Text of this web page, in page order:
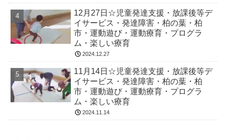
12月27日☆児童発達支援・放課後等デ
イサービス・発達障害・柏の葉・柏
市・運動遊び・運動療育・プログラ
ム・楽しい療育
2024.12.27
11月14日☆児童発達支援・放課後等デ
イサービス・発達障害・柏の葉・柏
市・運動遊び・運動療育・プログラ
ム・楽しい療育
2024.11.14